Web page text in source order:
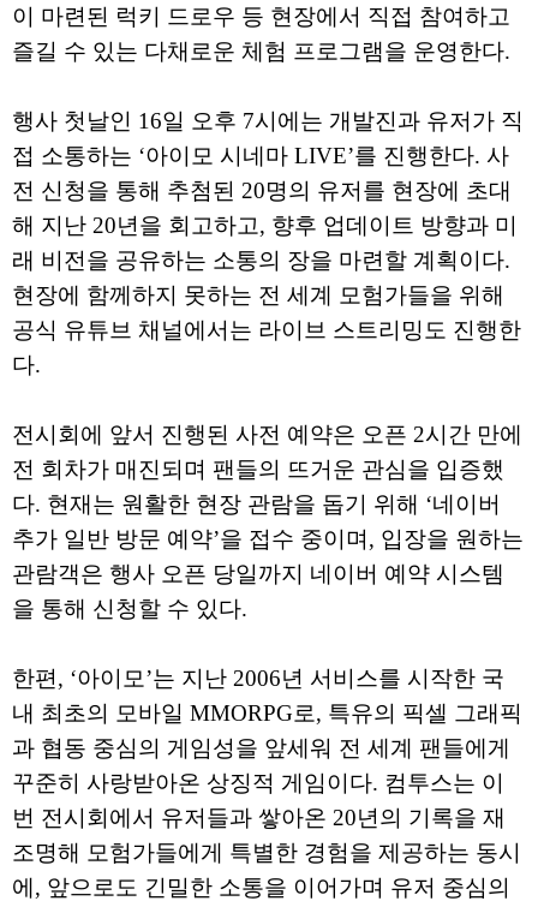
이 마련된 럭키 드로우 등 현장에서 직접 참여하고
즐길 수 있는 다채로운 체험 프로그램을 운영한다.
행사 첫날인 16일 오후 7시에는 개발진과 유저가 직
접 소통하는 ‘아이모 시네마 LIVE’를 진행한다. 사
전 신청을 통해 추첨된 20명의 유저를 현장에 초대
해 지난 20년을 회고하고, 향후 업데이트 방향과 미
래 비전을 공유하는 소통의 장을 마련할 계획이다.
현장에 함께하지 못하는 전 세계 모험가들을 위해
공식 유튜브 채널에서는 라이브 스트리밍도 진행한
다.
전시회에 앞서 진행된 사전 예약은 오픈 2시간 만에
전 회차가 매진되며 팬들의 뜨거운 관심을 입증했
다. 현재는 원활한 현장 관람을 돕기 위해 ‘네이버
추가 일반 방문 예약’을 접수 중이며, 입장을 원하는
관람객은 행사 오픈 당일까지 네이버 예약 시스템
을 통해 신청할 수 있다.
한편, ‘아이모’는 지난 2006년 서비스를 시작한 국
내 최초의 모바일 MMORPG로, 특유의 픽셀 그래픽
과 협동 중심의 게임성을 앞세워 전 세계 팬들에게
꾸준히 사랑받아온 상징적 게임이다. 컴투스는 이
번 전시회에서 유저들과 쌓아온 20년의 기록을 재
조명해 모험가들에게 특별한 경험을 제공하는 동시
에, 앞으로도 긴밀한 소통을 이어가며 유저 중심의